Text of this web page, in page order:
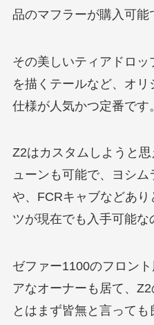
品のマフラーが購入可能
その美しいティアドロ
を描くテールなど、オ
仕様が人気かつ定番です。
Z2はカスタムしようと
ューンも可能で、ヨシ
や、FCRキャブなどあ
ツが現在でも入手可能な
ゼファー1100のフロン
アなオーナーも居て、
とはまず皆無と言っても